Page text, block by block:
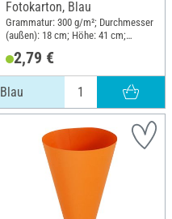
Fotokarton, Blau
Grammatur: 300 g/m²; Durchmesser
(außen): 18 cm; Höhe: 41 cm;
2,79 €
Blau